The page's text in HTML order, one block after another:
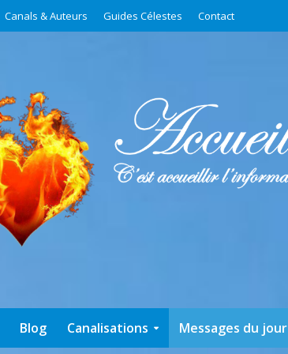
Canals & Auteurs Guides Célestes Contact
Blog Canalisations Messages du jour